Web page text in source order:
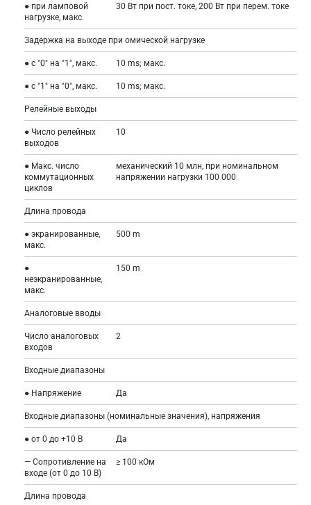
● при ламповой
нагрузке, макс.
30 Вт при пост. токе, 200 Вт при перем. токе
Задержка на выходе при омической нагрузке
● с "0" на "1", макс. 10 ms; макс.
● с "1" на "0", макс. 10 ms; макс.
Релейные выходы
● Число релейных
выходов
10
● Макс. число
коммутационных
циклов
механический 10 млн, при номинальном
напряжении нагрузки 100 000
Длина провода
● экранированные,
макс.
500 m
●
неэкранированные,
макс.
150 m
Аналоговые вводы
Число аналоговых
входов
2
Входные диапазоны
● Напряжение Да
Входные диапазоны (номинальные значения), напряжения
● от 0 до +10 В Да
— Сопротивление на
входе (от 0 до 10 В)
≥ 100 кОм
Длина провода